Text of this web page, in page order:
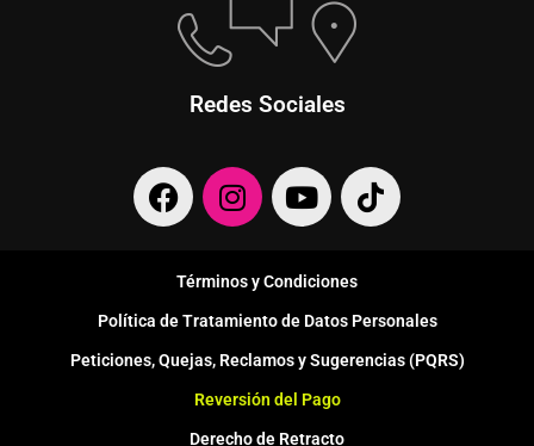
Redes Sociales
F
a
e
o
o
I
n
t
a
g
r
a
Y
o
t
u
b
e
T
i
k
Términos y Condiciones
Política de Tratamiento de Datos Personales
Peticiones, Quejas, Reclamos y Sugerencias (PQRS)
Reversión del Pago
Derecho de Retracto